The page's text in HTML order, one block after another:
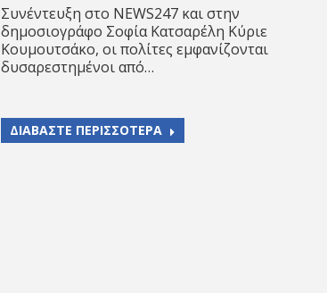
Συνέντευξη στο NEWS247 και στην
δημοσιογράφο Σοφία Κατσαρέλη Κύριε
Κουμουτσάκο, οι πολίτες εμφανίζονται
δυσαρεστημένοι από…
ΔΙΑΒΑΣΤΕ ΠΕΡΙΣΣΟΤΕΡΑ